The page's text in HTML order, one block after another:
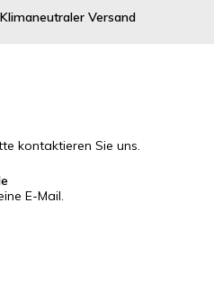
Klimaneutraler Versand
kontaktieren Sie uns.
E-Mail.